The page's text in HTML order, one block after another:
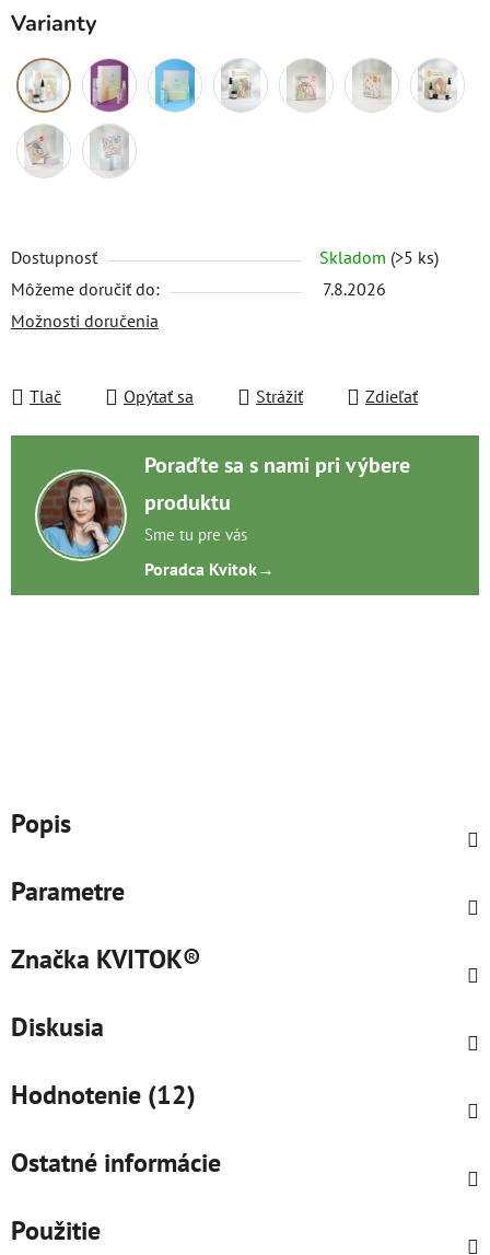
Varianty
Dostupnosť Skladom (>5 ks)
Môžeme doručiť do:
7.8.2026
Možnosti doručenia
Tlač Opýtať sa Strážiť Zdieľať
Poraďte sa s nami pri výbere
produktu
Sme tu pre vás
Poradca Kvitok→
Popis
Parametre
Značka KVITOK®
Diskusia
Hodnotenie (12)
Ostatné informácie
Použitie